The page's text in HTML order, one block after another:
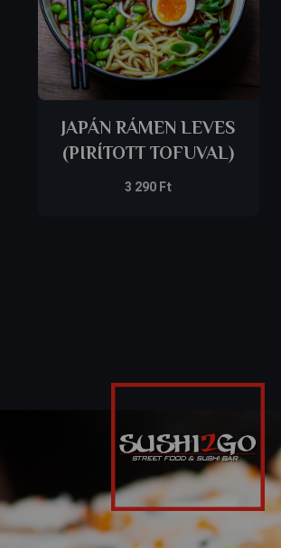
JAPÁN RÁMEN LEVES
(PIRÍTOTT TOFUVAL)
3 290Ft